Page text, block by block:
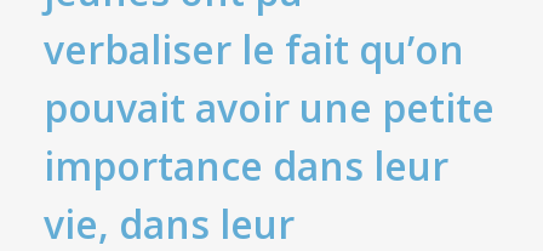
verbaliser le fait qu’on
pouvait avoir une petite
importance dans leur
vie, dans leur